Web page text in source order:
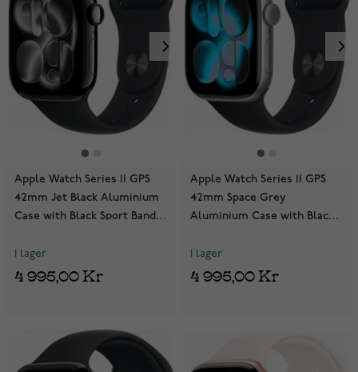
Apple Watch Series 11 GPS
42mm Jet Black Aluminium
Case with Black Sport Band
I lager
4 995,00 Kr
Apple Watch Series 11 GPS
42mm Space Grey
Aluminium Case with Black
I lager
4 995,00 Kr